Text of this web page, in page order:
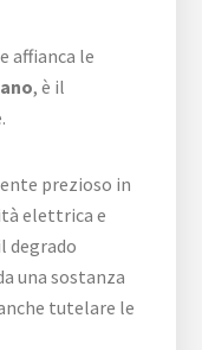
affianca le
, è il
prezioso in
elettrica e
degrado
una sostanza
tutelare le